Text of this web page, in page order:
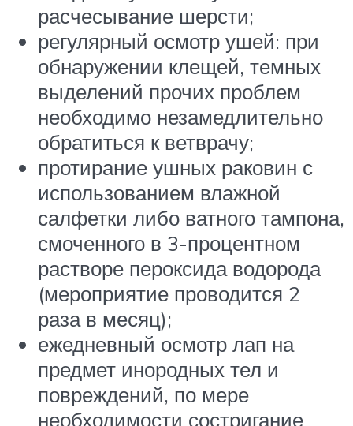
расчесывание шерсти;
регулярный осмотр ушей: при
обнаружении клещей, темных
выделений прочих проблем
необходимо незамедлительно
обратиться к ветврачу;
протирание ушных раковин с
использованием влажной
салфетки либо ватного тампона,
смоченного в 3-процентном
растворе пероксида водорода
(мероприятие проводится 2
раза в месяц);
ежедневный осмотр лап на
предмет инородных тел и
повреждений, по мере
необходимости состригание